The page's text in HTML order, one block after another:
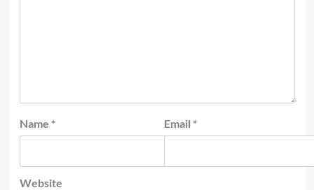
Name * Email *
Website